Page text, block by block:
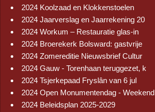
2024 Koolzaad en Klokkenstoelen
2024 Jaarverslag en Jaarrekening 20
2024 Workum – Restauratie glas-in
2024 Broerekerk Bolsward: gastvrije
2024 Zomereditie Nieuwsbrief Cultur
2024 Gauw - Torenhaan teruggezet, k
2024 Tsjerkepaad Fryslân van 6 jul
2024 Open Monumentendag - Weekend
2024 Beleidsplan 2025-2029